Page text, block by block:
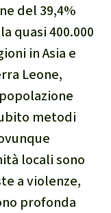
del 39,4%
quasi 400.000
in Asia e
Leone,
metodi
locali sono
a violenze,
profonda